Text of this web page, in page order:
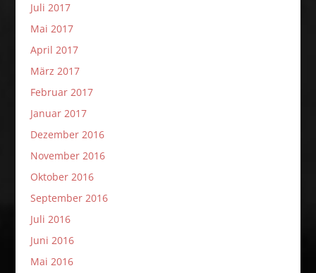
Juli 2017
Mai 2017
April 2017
März 2017
Februar 2017
Januar 2017
Dezember 2016
November 2016
Oktober 2016
September 2016
Juli 2016
Juni 2016
Mai 2016